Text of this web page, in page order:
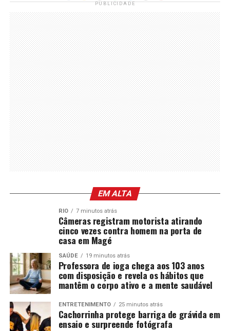
PUBLICIDADE
EM ALTA
RIO 7 minutos atrás
Câmeras registram motorista atirando
cinco vezes contra homem na porta de
casa em Magé
SAÚDE 19 minutos atrás
Professora de ioga chega aos 103 anos
com disposição e revela os hábitos que
mantêm o corpo ativo e a mente saudável
ENTRETENIMENTO 25 minutos atrás
Cachorrinha protege barriga de grávida em
ensaio e surpreende fotógrafa